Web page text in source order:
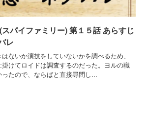
パイファミリー) 第１５話 あらすじ
レ
ないか演技をしていないかを調べるため、
掛けてロイドは調査するのだった。ヨルの職
たので、ならばと直接尋問し...